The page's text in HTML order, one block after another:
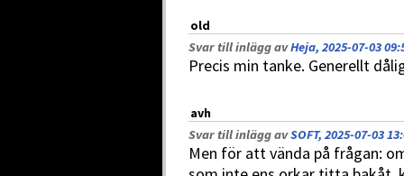
old
Svar till inlägg avHeja, 2025-07-03
Precis min tanke. Generellt
avh
Svar till inlägg avSOFT, 2025-07-03
Men för att vända på frågan: